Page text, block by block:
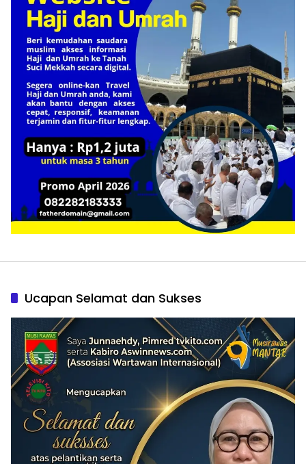
Ucapan Selamat dan Sukses